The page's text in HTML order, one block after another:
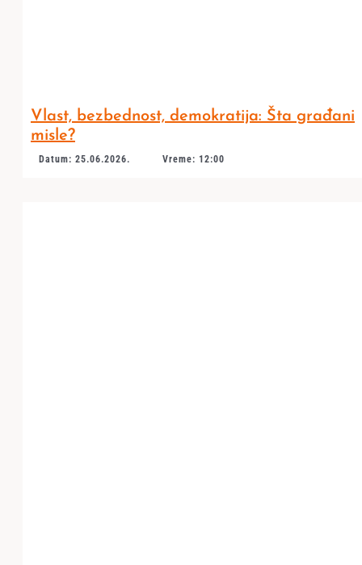
Vlast, bezbednost, demokratija: Šta građani
misle?
Datum: 25.06.2026. Vreme: 12:00